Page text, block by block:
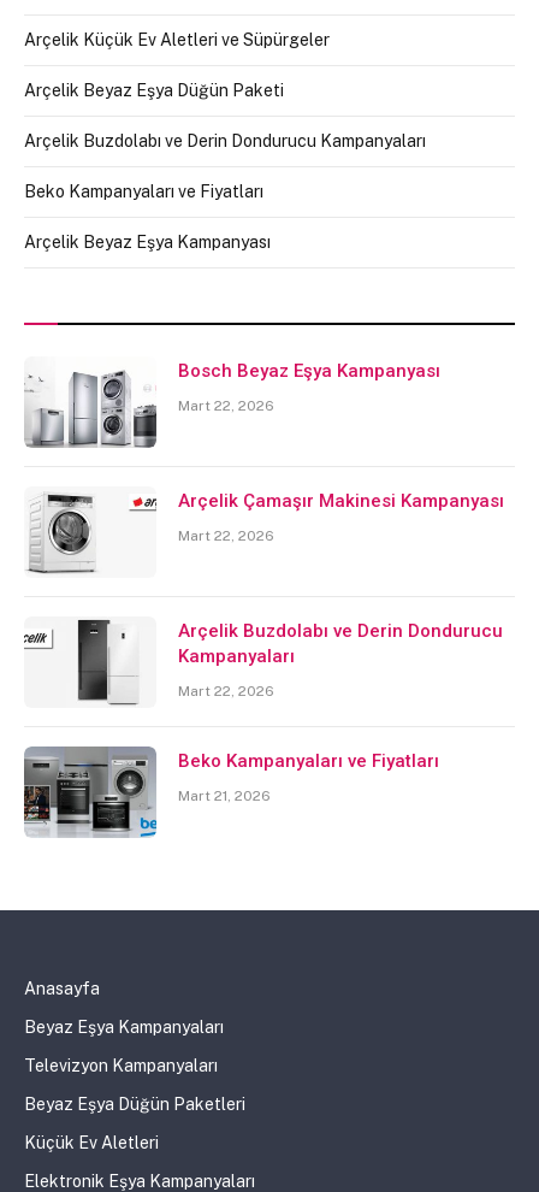
Arçelik Küçük Ev Aletleri ve Süpürgeler
Arçelik Beyaz Eşya Düğün Paketi
Arçelik Buzdolabı ve Derin Dondurucu Kampanyaları
Beko Kampanyaları ve Fiyatları
Arçelik Beyaz Eşya Kampanyası
Bosch Beyaz Eşya Kampanyası
Mart 22, 2026
Arçelik Çamaşır Makinesi Kampanyası
Mart 22, 2026
Arçelik Buzdolabı ve Derin Dondurucu
Kampanyaları
Mart 22, 2026
Beko Kampanyaları ve Fiyatları
Mart 21, 2026
Anasayfa
Beyaz Eşya Kampanyaları
Televizyon Kampanyaları
Beyaz Eşya Düğün Paketleri
Küçük Ev Aletleri
Elektronik Eşya Kampanyaları